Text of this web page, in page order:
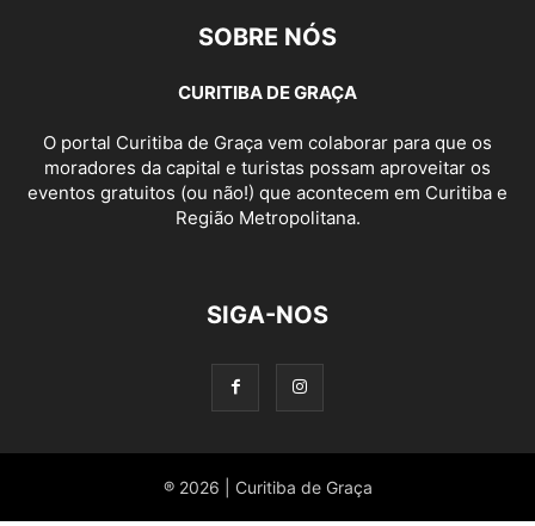
SOBRE NÓS
CURITIBA DE GRAÇA
O portal Curitiba de Graça vem colaborar para que os
moradores da capital e turistas possam aproveitar os
eventos gratuitos (ou não!) que acontecem em Curitiba e
Região Metropolitana.
SIGA-NOS
® 2026 | Curitiba de Graça